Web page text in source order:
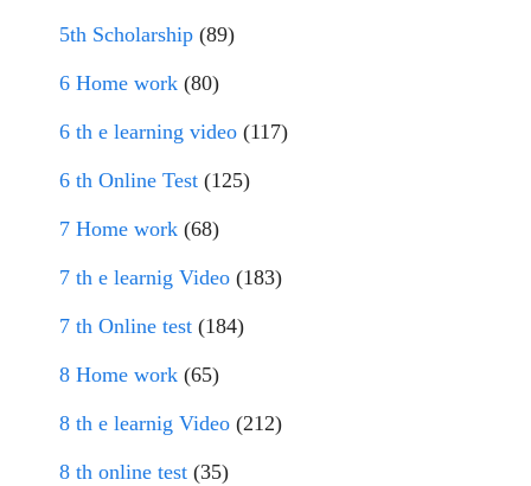
5th Scholarship (89)
6 Home work (80)
6 th e learning video (117)
6 th Online Test (125)
7 Home work (68)
7 th e learnig Video (183)
7 th Online test (184)
8 Home work (65)
8 th e learnig Video (212)
8 th online test (35)